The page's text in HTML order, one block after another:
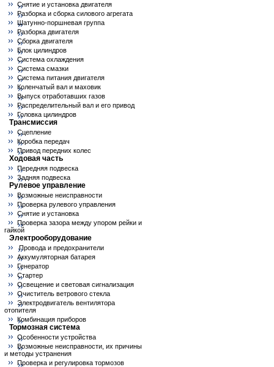
Снятие и установка двигателя
Разборка и сборка силового агрегата
Шатунно-поршневая группа
Разборка двигателя
Сборка двигателя
Блок цилиндров
Система охлаждения
Система смазки
Система питания двигателя
Коленчатый вал и маховик
Выпуск отработавших газов
Распределительный вал и его привод
Головка цилиндров
Трансмиссия
Сцепление
Коробка передач
Привод передних колес
Ходовая часть
Передняя подвеска
Задняя подвеска
Рулевое управление
Возможные неисправности
Проверка рулевого управления
Снятие и установка
Проверка зазора между упором рейки и
гайкой
Электрооборудование
Провода и предохранители
Аккумуляторная батарея
Генератор
Стартер
Освещение и световая сигнализация
Очиститель ветрового стекла
Электродвигатель вентилятора
отопителя
Комбинация приборов
Тормозная система
Особенности устройства
Возможные неисправности, их причины
и методы устранения
Проверка и регулировка тормозов